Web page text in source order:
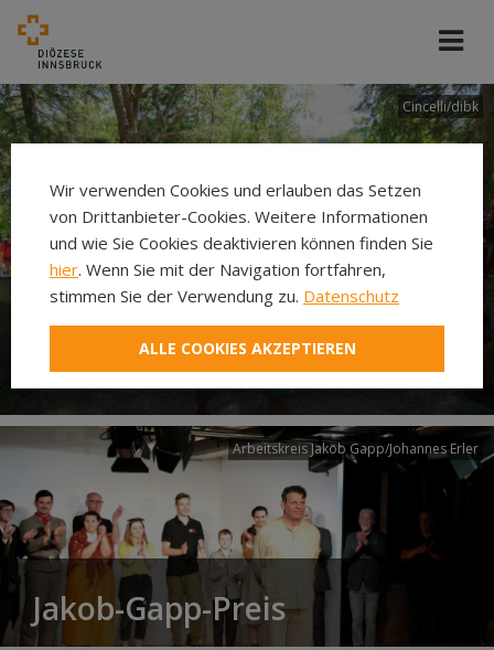
Cincelli/dibk
Neuer Pilgerweg Via
Laudato si’
Arbeitskreis Jakob Gapp/Johannes Erler
Jakob-Gapp-Preis
Wir verwenden Cookies und erlauben das Setzen
von Drittanbieter-Cookies. Weitere Informationen
und wie Sie Cookies deaktivieren können finden Sie
hier. Wenn Sie mit der Navigation fortfahren,
stimmen Sie der Verwendung zu. Datenschutz
ALLE COOKIES AKZEPTIEREN